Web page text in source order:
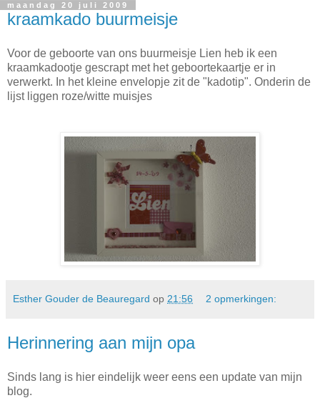
maandag 20 juli 2009
kraamkado buurmeisje
Voor de geboorte van ons buurmeisje Lien heb ik een
kraamkadootje gescrapt met het geboortekaartje er in
verwerkt. In het kleine envelopje zit de "kadotip". Onderin de
lijst liggen roze/witte muisjes
Esther Gouder de Beauregard op 21:56 2 opmerkingen:
Herinnering aan mijn opa
Sinds lang is hier eindelijk weer eens een update van mijn
blog.